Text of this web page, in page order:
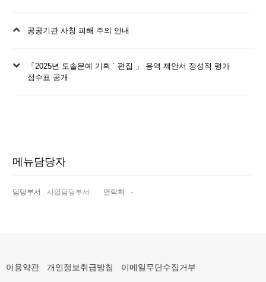
이
공공기관 사칭 피해 주의 안내
음
「2025년 도솔문예 기획 ˙ 편집 」 용역 제안서 정성적 평가
점수표 공개
메뉴담당자
담당부서 사업담당부서 연락처 -
이용약관 개인정보취급방침 이메일무단수집거부